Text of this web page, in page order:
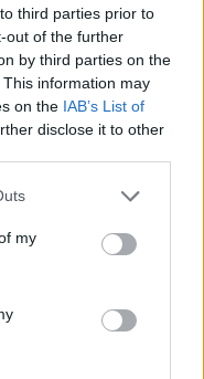
third parties prior to
out of the further
by third parties on the
This information may
on the IAB’s List of
disclose it to other
my